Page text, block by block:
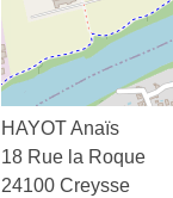
HAYOT Anaïs
18 Rue la Roque
24100 Creysse